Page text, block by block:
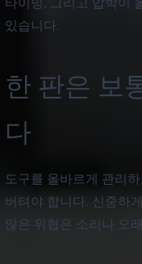
있습니다.
한 판은 보
다
도구를 올바르게 관리
버텨야 합니다. 신중하
많은 위협은 소리나 오